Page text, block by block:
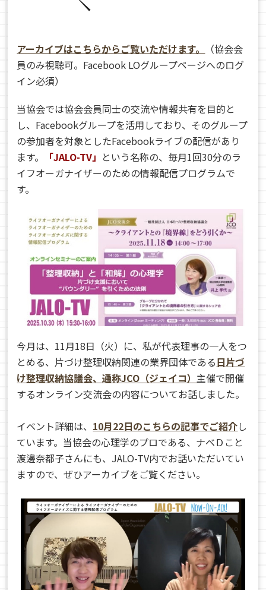
アーカイブはこちらからご覧いただけます。
（協会会
員のみ視聴可。Facebook LOグループページへのログ
イン必須）
当協会では協会会員同士の交流や情報共有を目的と
し、Facebookグループを活用しており、そのグループ
の参加者を対象としたFacebookライブの配信があり
ます。
「JALO-TV」 という名称の、毎月1回30分のラ
イフオーガナイザーのための情報配信プログラムで
す。
今月は、11月18日（火）に、私が代表理事の一人をつ
とめる、片づけ整理収納関連の業界団体である日片づ
け整理収納協議会、通称JCO（ジェイコ）主催で開催
するオンライン交流会の内容についてお話しました。
イベント詳細は、 10月22日のこちらの記事でご紹介し
ています。当協会の心理学のプロである、ナベＤこと
渡邊奈都子さんにも、JALO-TV内でお話いただいてい
ますので、ぜひアーカイブをご覧ください。